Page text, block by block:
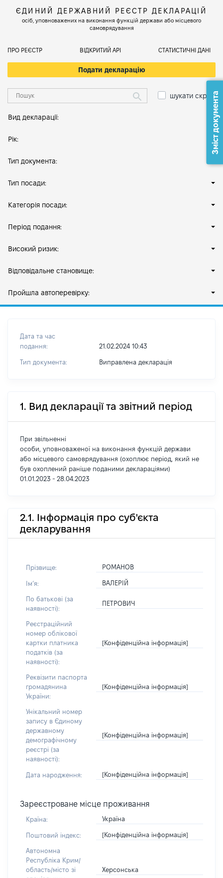
ЄДИНИЙ ДЕРЖАВНИЙ РЕЄСТР ДЕКЛАРАЦІЙ
осіб, уповноважених на виконання функцій держави або місцевого
самоврядування
ПРО РЕЄСТР ВІДКРИТИЙ АРІ СТАТИСТИЧНІ ДАНІ
Подати декларацію
шукати скрізь
Вид декларації:
Рік:
Тип документа:
Тип посади:
Категорія посади:
Період подання:
Високий ризик:
Відповідальне становище:
Пройшла автоперевірку:
Дата та час
подання:
21.02.2024 10:43
Тип документа: Виправлена декларація
1. Вид декларації та звітний період
При звільненні
особи, уповноваженої на виконання функцій держави
або місцевого самоврядування (охоплює період, який не
був охоплений раніше поданими деклараціями)
01.01.2023 - 28.04.2023
2.1. Інформація про суб'єкта
декларування
Прізвище: РОМАНОВ
Імʼя: ВАЛЕРІЙ
По батькові (за
наявності):
ПЕТРОВИЧ
Реєстраційний
номер облікової
картки платника
податків (за
наявності):
[Конфіденційна інформація]
Реквізити паспорта
громадянина
України:
[Конфіденційна інформація]
Унікальний номер
запису в Єдиному
державному
демографічному
реєстрі (за
наявності):
[Конфіденційна інформація]
Дата народження: [Конфіденційна інформація]
Зареєстроване місце проживання
Країна: Україна
Поштовий індекс: [Конфіденційна інформація]
Автономна
Республіка Крим/
область/місто зі
Херсонська
Зміст документа